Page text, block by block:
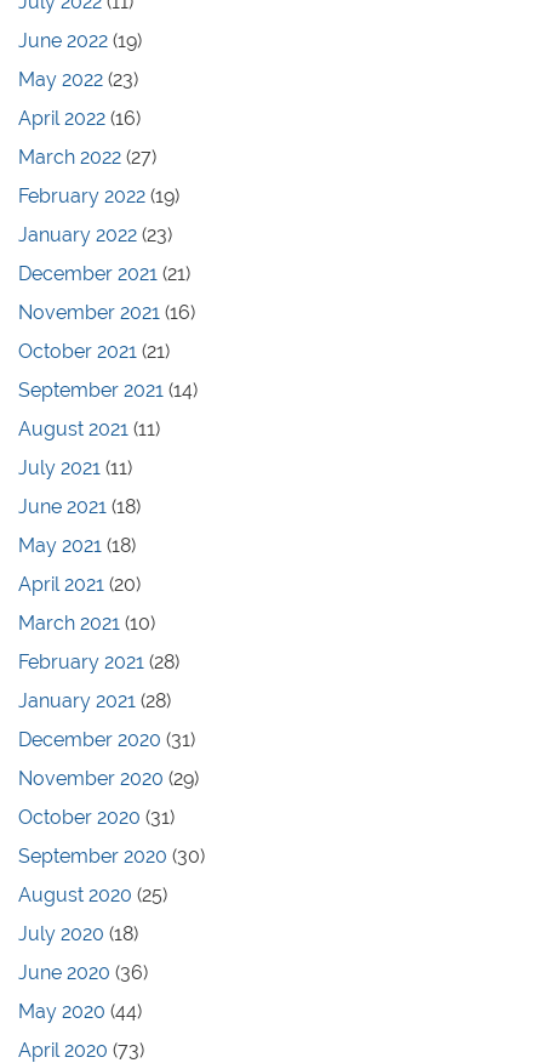
June 2022 (19)
May 2022 (23)
April 2022 (16)
March 2022 (27)
February 2022 (19)
January 2022 (23)
December 2021 (21)
November 2021 (16)
October 2021 (21)
September 2021 (14)
August 2021 (11)
July 2021 (11)
June 2021 (18)
May 2021 (18)
April 2021 (20)
March 2021 (10)
February 2021 (28)
January 2021 (28)
December 2020 (31)
November 2020 (29)
October 2020 (31)
September 2020 (30)
August 2020 (25)
July 2020 (18)
June 2020 (36)
May 2020 (44)
April 2020 (73)